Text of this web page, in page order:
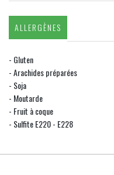
ALLERGÈNES
- Gluten
- Arachides préparées
- Soja
- Moutarde
- Fruit à coque
- Sulfite E220 - E228